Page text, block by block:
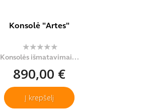
Konsolė "Artes"
Konsolės išmatavimai...
890,00 €
Į krepšelį